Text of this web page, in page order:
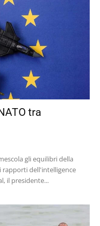
tra
gli equilibri della
rapporti dell'intelligence
il presidente...